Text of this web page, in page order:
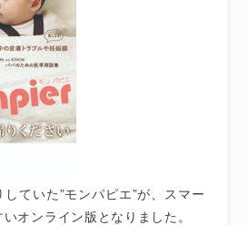
ていた”モンパピエ”が、スマー
オンライン版となりました。